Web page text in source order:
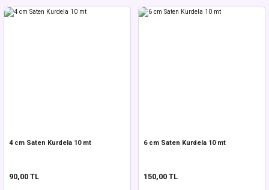
4 cm Saten Kurdela 10 mt
90,00 TL
6 cm Saten Kurdela 10 mt
150,00 TL